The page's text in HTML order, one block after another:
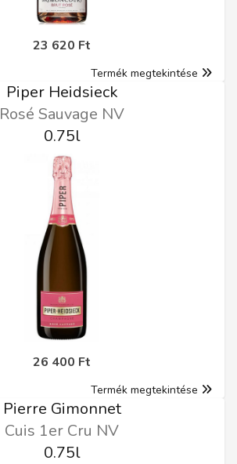
23 620 Ft
Termék megtekintése
Piper Heidsieck
Rosé Sauvage NV
0.75l
26 400 Ft
Termék megtekintése
Pierre Gimonnet
Cuis 1er Cru NV
0.75l